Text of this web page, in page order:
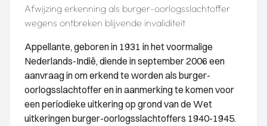
Afwijzing erkenning als burger-oorlogsslachtoffer
wegens ontbreken blijvende invaliditeit
Appellante, geboren in 1931 in het voormalige
Nederlands-Indië, diende in september 2006 een
aanvraag in om erkend te worden als burger-
oorlogsslachtoffer en in aanmerking te komen voor
een periodieke uitkering op grond van de Wet
uitkeringen burger-oorlogsslachtoffers 1940-1945.